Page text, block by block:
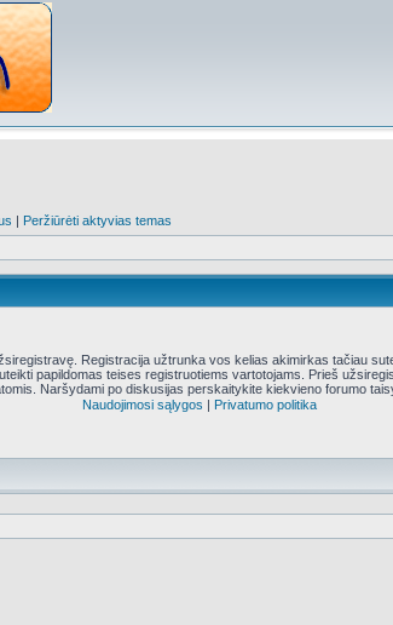
| Peržiūrėti aktyvias temas
Registracija užtrunka vos kelias akimirkas tačiau
papildomas teises registruotiems vartotojams. Prieš
Naršydami po diskusijas perskaitykite kiekvieno forumo
Naudojimosi sąlygos | Privatumo politika